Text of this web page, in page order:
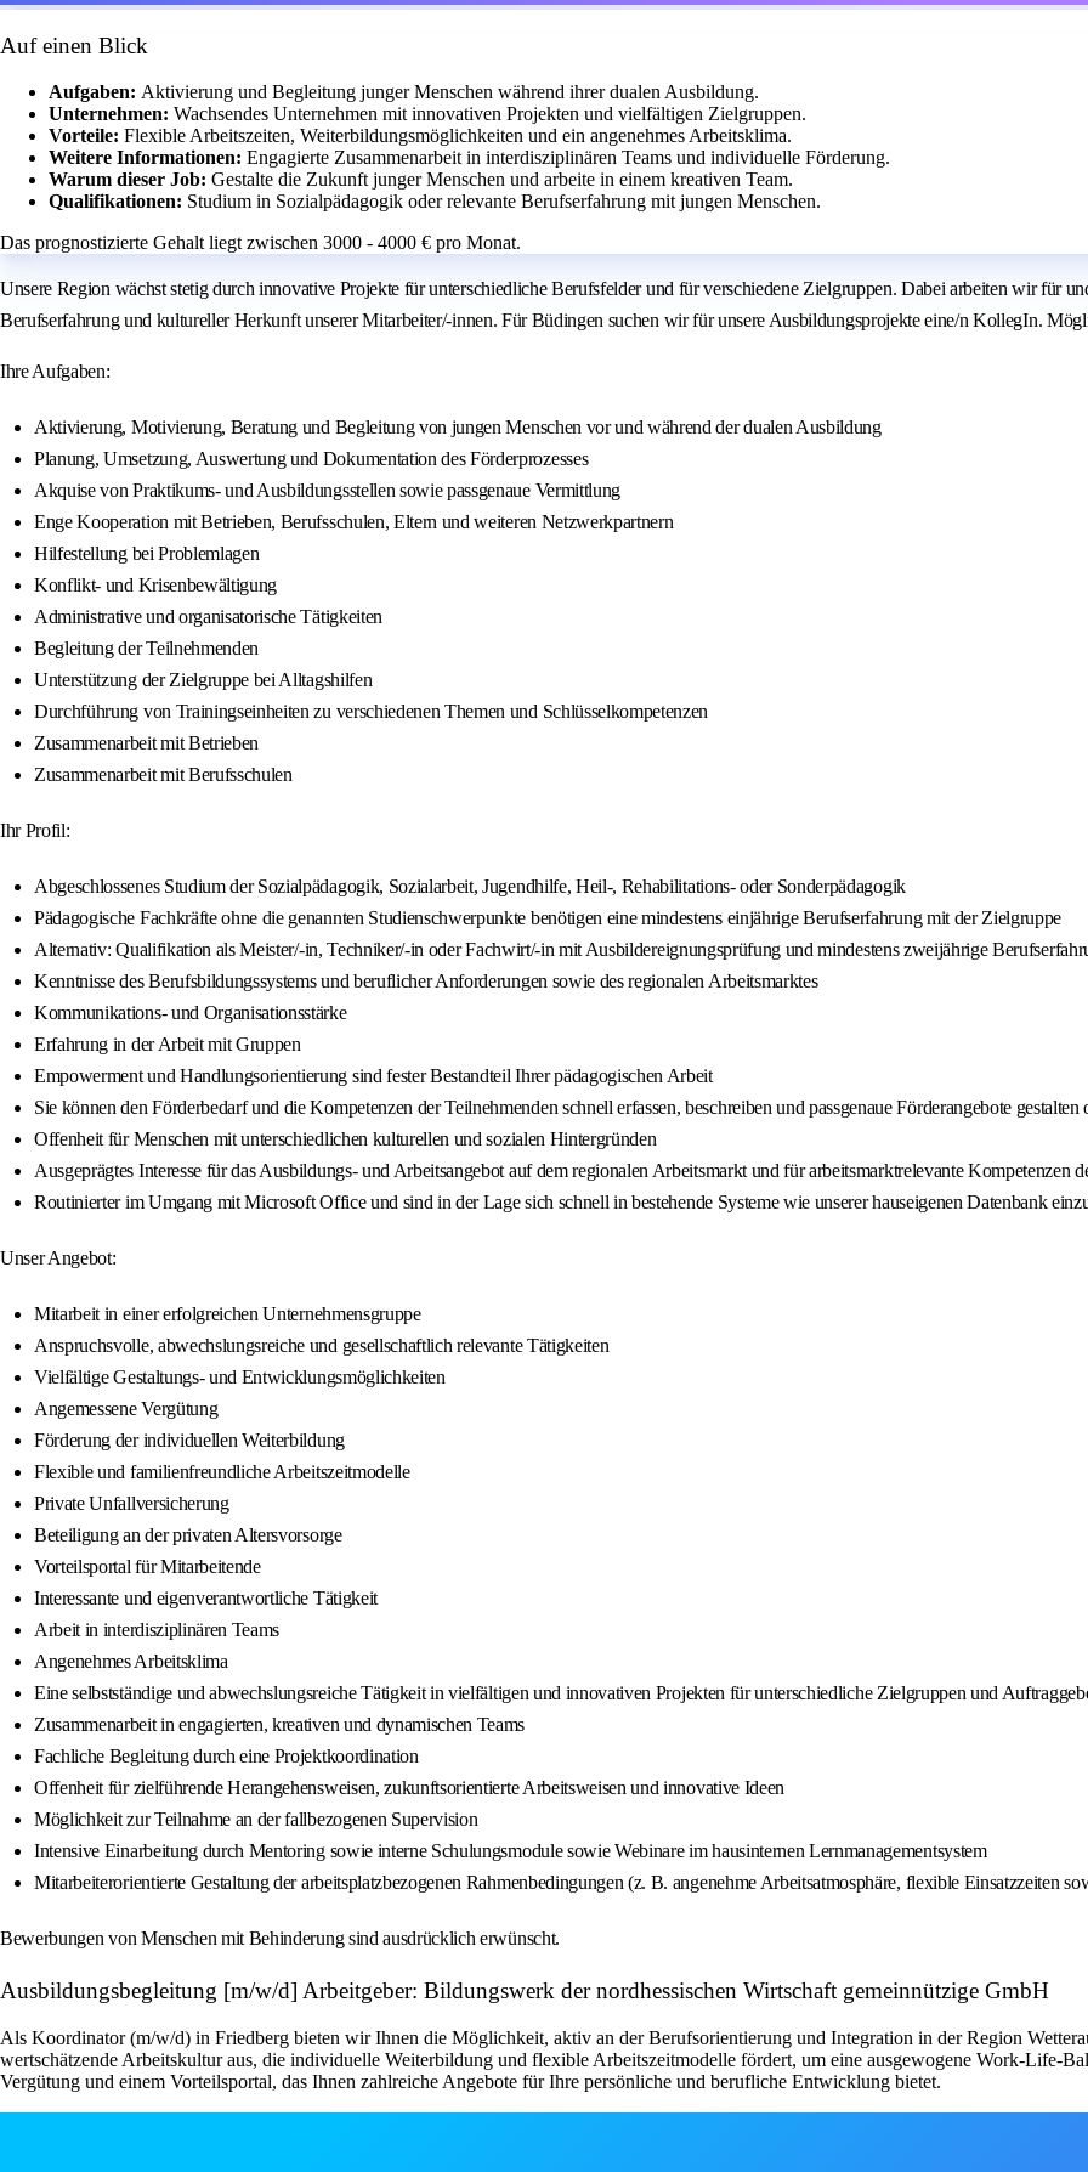
Auf einen Blick
Aufgaben: Aktivierung und Begleitung junger Menschen während ihrer dualen Ausbildung.
Unternehmen: Wachsendes Unternehmen mit innovativen Projekten und vielfältigen Zielgruppen.
Vorteile: Flexible Arbeitszeiten, Weiterbildungsmöglichkeiten und ein angenehmes Arbeitsklima.
Weitere Informationen: Engagierte Zusammenarbeit in interdisziplinären Teams und individuelle Förderung.
Warum dieser Job: Gestalte die Zukunft junger Menschen und arbeite in einem kreativen Team.
Qualifikationen: Studium in Sozialpädagogik oder relevante Berufserfahrung mit jungen Menschen.
Das prognostizierte Gehalt liegt zwischen 3000 - 4000 € pro Monat.
Unsere Region wächst stetig durch innovative Projekte für unterschiedliche Berufsfelder und für verschiedene Zielgruppen. Dabei arbeiten wir für
Berufserfahrung und kultureller Herkunft unserer Mitarbeiter/-innen. Für Büdingen suchen wir für unsere Ausbildungsprojekte eine/n KollegIn.
Ihre Aufgaben:
Aktivierung, Motivierung, Beratung und Begleitung von jungen Menschen vor und während der dualen Ausbildung
Planung, Umsetzung, Auswertung und Dokumentation des Förderprozesses
Akquise von Praktikums- und Ausbildungsstellen sowie passgenaue Vermittlung
Enge Kooperation mit Betrieben, Berufsschulen, Eltern und weiteren Netzwerkpartnern
Hilfestellung bei Problemlagen
Konflikt- und Krisenbewältigung
Administrative und organisatorische Tätigkeiten
Begleitung der Teilnehmenden
Unterstützung der Zielgruppe bei Alltagshilfen
Durchführung von Trainingseinheiten zu verschiedenen Themen und Schlüsselkompetenzen
Zusammenarbeit mit Betrieben
Zusammenarbeit mit Berufsschulen
Ihr Profil:
Abgeschlossenes Studium der Sozialpädagogik, Sozialarbeit, Jugendhilfe, Heil-, Rehabilitations- oder Sonderpädagogik
Pädagogische Fachkräfte ohne die genannten Studienschwerpunkte benötigen eine mindestens einjährige Berufserfahrung mit der Zielgruppe
Alternativ: Qualifikation als Meister/-in, Techniker/-in oder Fachwirt/-in mit Ausbildereignungsprüfung und mindestens zweijährige
Kenntnisse des Berufsbildungssystems und beruflicher Anforderungen sowie des regionalen Arbeitsmarktes
Kommunikations- und Organisationsstärke
Erfahrung in der Arbeit mit Gruppen
Empowerment und Handlungsorientierung sind fester Bestandteil Ihrer pädagogischen Arbeit
Sie können den Förderbedarf und die Kompetenzen der Teilnehmenden schnell erfassen, beschreiben und passgenaue Förderangebote
Offenheit für Menschen mit unterschiedlichen kulturellen und sozialen Hintergründen
Ausgeprägtes Interesse für das Ausbildungs- und Arbeitsangebot auf dem regionalen Arbeitsmarkt und für arbeitsmarktrelevante Kompetenzen
Routinierter im Umgang mit Microsoft Office und sind in der Lage sich schnell in bestehende Systeme wie unserer hauseigenen Datenbank
Unser Angebot:
Mitarbeit in einer erfolgreichen Unternehmensgruppe
Anspruchsvolle, abwechslungsreiche und gesellschaftlich relevante Tätigkeiten
Vielfältige Gestaltungs- und Entwicklungsmöglichkeiten
Angemessene Vergütung
Förderung der individuellen Weiterbildung
Flexible und familienfreundliche Arbeitszeitmodelle
Private Unfallversicherung
Beteiligung an der privaten Altersvorsorge
Vorteilsportal für Mitarbeitende
Interessante und eigenverantwortliche Tätigkeit
Arbeit in interdisziplinären Teams
Angenehmes Arbeitsklima
Eine selbstständige und abwechslungsreiche Tätigkeit in vielfältigen und innovativen Projekten für unterschiedliche Zielgruppen und
Zusammenarbeit in engagierten, kreativen und dynamischen Teams
Fachliche Begleitung durch eine Projektkoordination
Offenheit für zielführende Herangehensweisen, zukunftsorientierte Arbeitsweisen und innovative Ideen
Möglichkeit zur Teilnahme an der fallbezogenen Supervision
Intensive Einarbeitung durch Mentoring sowie interne Schulungsmodule sowie Webinare im hausinternen Lernmanagementsystem
Mitarbeiterorientierte Gestaltung der arbeitsplatzbezogenen Rahmenbedingungen (z. B. angenehme Arbeitsatmosphäre, flexible Einsatzzeiten
Bewerbungen von Menschen mit Behinderung sind ausdrücklich erwünscht.
Ausbildungsbegleitung [m/w/d] Arbeitgeber: Bildungswerk der nordhessischen Wirtschaft gemeinnützige GmbH
Als Koordinator (m/w/d) in Friedberg bieten wir Ihnen die Möglichkeit, aktiv an der Berufsorientierung und Integration in der Region
wertschätzende Arbeitskultur aus, die individuelle Weiterbildung und flexible Arbeitszeitmodelle fördert, um eine ausgewogene Work-Life-
Vergütung und einem Vorteilsportal, das Ihnen zahlreiche Angebote für Ihre persönliche und berufliche Entwicklung bietet.